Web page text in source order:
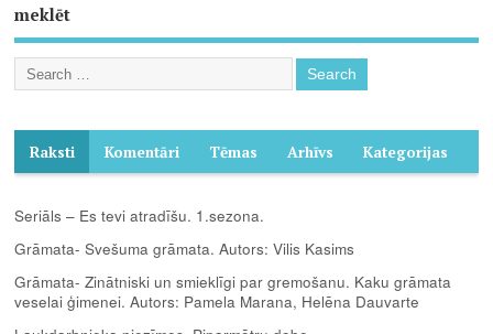
meklēt
Raksti Komentāri Tēmas Arhīvs Kategorijas
Seriāls – Es tevi atradīšu. 1.sezona.
Grāmata- Svešuma grāmata. Autors: Vilis Kasims
Grāmata- Zinātniski un smieklīgi par gremošanu. Kaku grāmata
veselai ģimenei. Autors: Pamela Marana, Helēna Dauvarte